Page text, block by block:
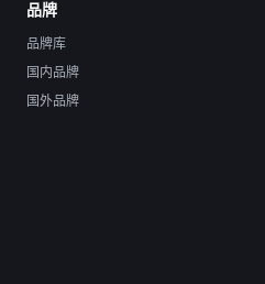
品牌
品牌库
国内品牌
国外品牌